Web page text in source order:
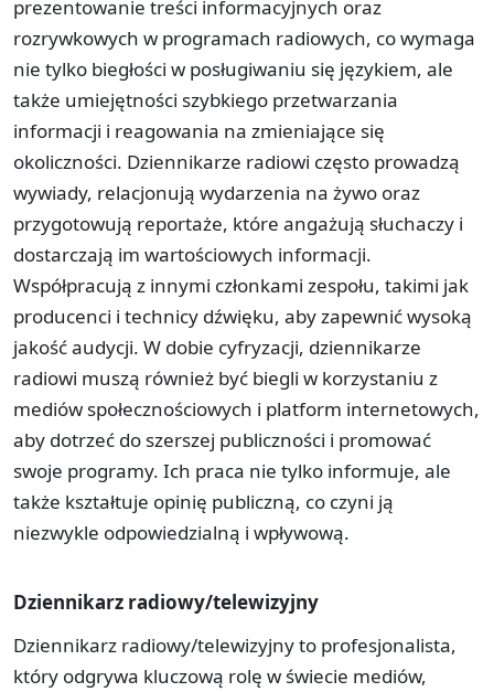
prezentowanie treści informacyjnych oraz
rozrywkowych w programach radiowych, co wymaga
nie tylko biegłości w posługiwaniu się językiem, ale
także umiejętności szybkiego przetwarzania
informacji i reagowania na zmieniające się
okoliczności. Dziennikarze radiowi często prowadzą
wywiady, relacjonują wydarzenia na żywo oraz
przygotowują reportaże, które angażują słuchaczy i
dostarczają im wartościowych informacji.
Współpracują z innymi członkami zespołu, takimi jak
producenci i technicy dźwięku, aby zapewnić wysoką
jakość audycji. W dobie cyfryzacji, dziennikarze
radiowi muszą również być biegli w korzystaniu z
mediów społecznościowych i platform internetowych,
aby dotrzeć do szerszej publiczności i promować
swoje programy. Ich praca nie tylko informuje, ale
także kształtuje opinię publiczną, co czyni ją
niezwykle odpowiedzialną i wpływową.
Dziennikarz radiowy/telewizyjny
Dziennikarz radiowy/telewizyjny to profesjonalista,
który odgrywa kluczową rolę w świecie mediów,